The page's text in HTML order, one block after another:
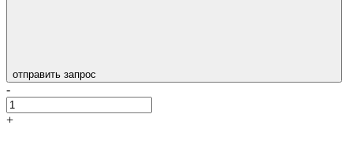
отправить запрос
-
+